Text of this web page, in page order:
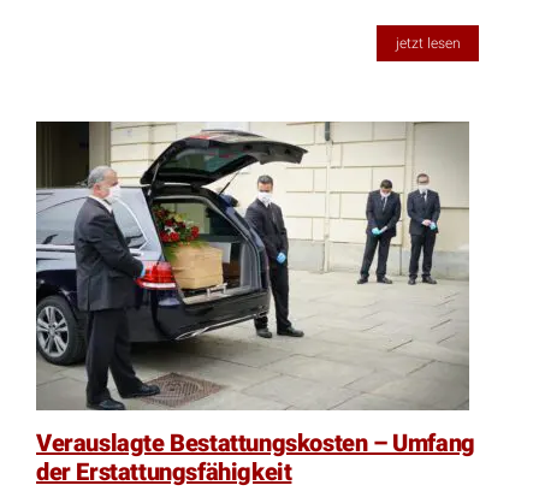
jetzt lesen
Verauslagte Bestattungskosten – Umfang
der Erstattungsfähigkeit